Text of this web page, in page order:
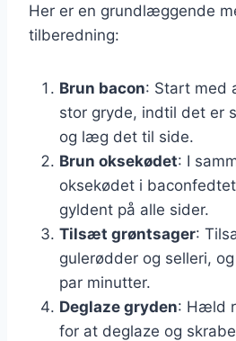
Her er en grundlæggende
tilberedning:
Brun bacon: Start med
stor gryde, indtil det er
og læg det til side.
Brun oksekødet: I
oksekødet i
gyldent på alle sider.
Tilsæt grøntsager:
gulerødder og selleri,
par minutter.
Deglaze gryden: Hæld
for at deglaze og